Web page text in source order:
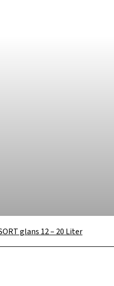
glans 12 – 20 Liter